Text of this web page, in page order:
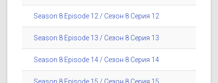
Season 8 Episode 12 / Сезон 8 Серия 12
Season 8 Episode 13 / Сезон 8 Серия 13
Season 8 Episode 14 / Сезон 8 Серия 14